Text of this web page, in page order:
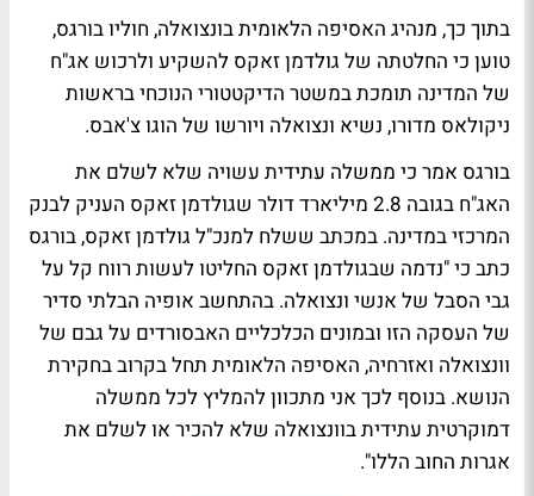
בתוך כך, מנהיג האסיפה הלאומית בונצואלה, חוליו בורגס,
טוען כי החלטתה של גולדמן זאקס להשקיע ולרכוש אג"ח
של המדינה תומכת במשטר הדיקטטורי הנוכחי בראשות
ניקולאס מדורו, נשיא ונצואלה ויורשו של הוגו צ'אבס.
בורגס אמר כי ממשלה עתידית עשויה שלא לשלם את
האג"ח בגובה 2.8 מיליארד דולר שגולדמן זאקס העניק לבנק
המרכזי במדינה. במכתב ששלח למנכ"ל גולדמן זאקס, בורגס
כתב כי "נדמה שבגולדמן זאקס החליטו לעשות רווח קל על
גבי הסבל של אנשי ונצואלה. בהתחשב אופיה הבלתי סדיר
של העסקה הזו ובמונים הכלכליים האבסורדים על גבם של
וונצואלה ואזרחיה, האסיפה הלאומית תחל בקרוב בחקירת
הנושא. בנוסף לכך אני מתכוון להמליץ לכל ממשלה
דמוקרטית עתידית בוונצואלה שלא להכיר או לשלם את
אגרות החוב הללו".